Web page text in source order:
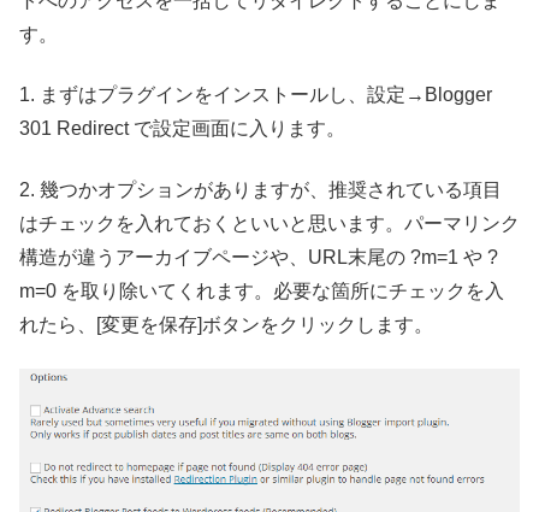
す。
1. まずはプラグインをインストールし、設定→Blogger
301 Redirect で設定画面に入ります。
2. 幾つかオプションがありますが、推奨されている項目
はチェックを入れておくといいと思います。パーマリンク
構造が違うアーカイブページや、URL末尾の ?m=1 や ?
m=0 を取り除いてくれます。必要な箇所にチェックを入
れたら、[変更を保存]ボタンをクリックします。